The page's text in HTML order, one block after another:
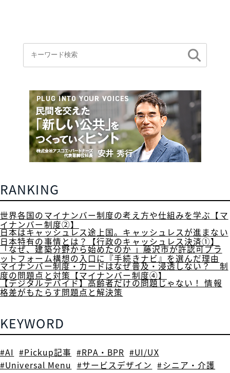
RANKING
世界各国のマイナンバー制度の考え方や仕組みを学ぶ【マ
イナンバー制度②】
日本はキャッシュレス途上国。キャッシュレスが進まない
日本特有の事情とは？【行政のキャッシュレス決済①】
「なぜ、建築分野から始めたのか 」藤沢市が許認可プラ
ットフォーム構想の入口に『手続きナビ』を選んだ理由
マイナンバー制度・カードはなぜ普及・浸透しない？ 制
度の問題点と対策【マイナンバー制度④】
【デジタルデバイド】高齢者だけの問題じゃない！ 情報
格差がもたらす問題点と解決策
KEYWORD
#AI #Pickup記事 #RPA・BPR #UI/UX
#Universal Menu #サービスデザイン #シニア・介護